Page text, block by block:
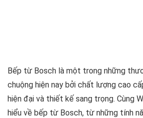
Bếp từ Bosch là một trong những
chuộng hiện nay bởi chất lượng cao
hiện đại và thiết kế sang trọng. Cùng
hiểu về bếp từ Bosch, từ những tính